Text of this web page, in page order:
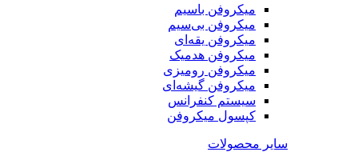
میکروفن باسیم
میکروفن بی‌سیم
میکروفن یقه‌ای
میکروفن هد‌میک
میکروفن رومیزی
میکروفن گیشه‌ای
سیستم کنفرانس
کپسول میکروفن
سایر محصولات